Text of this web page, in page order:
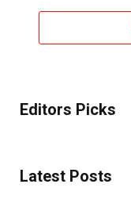
Editors Picks
Latest Posts